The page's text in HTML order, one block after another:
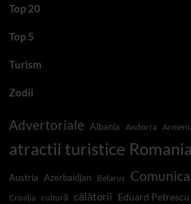
Top 20
Top 5
Turism
Zodii
Advertoriale Albania Andorra
atractii turistice Romania
Austria Azerbaidjan Belarus
Croația cultură călătorii Eduard Petrescu